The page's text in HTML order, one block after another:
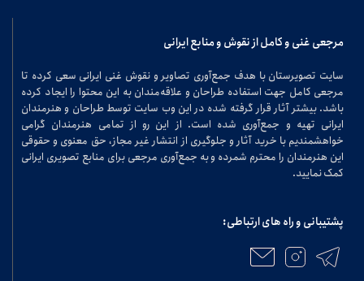
مرجعی غنی و کامل از نقوش و منابع ایرانی
سایت تصویرستان با هدف جمع‌آوری تصاویر و نقوش غنی ایرانی سعی کرده تا
مرجعی کامل جهت استفاده طراحان و علاقه‌مندان به این محتوا را ایجاد کرده
باشد. بیشتر آثار قرار گرفته شده در این وب سایت توسط طراحان و هنرمندان
ایرانی تهیه و جمع‌آوری شده است. از این رو از تمامی هنرمندان گرامی
خواهشمندیم با خرید آثار و جلوگیری از انتشار غیر مجاز، حق معنوی و حقوقی
این هنرمندان را محترم شمرده و به جمع‌آوری مرجعی برای منابع تصویری ایرانی
کمک نمایید.
پشتیبانی و راه های ارتباطی: